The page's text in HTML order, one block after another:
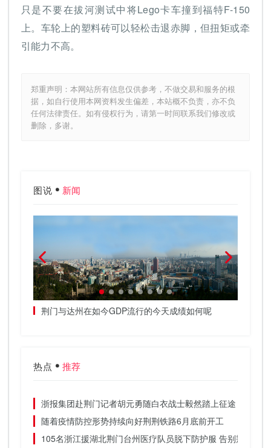
只是不要在拔河测试中将Lego卡车撞到福特F-150
上。车轮上的塑料砖可以轻松击退赤脚，但扭矩或牵
引能力不高。
郑重声明：本网站所有信息仅供参考，不做交易和服务的根
据，如自行使用本网资料发生偏差，本站概不负责，亦不负
任何法律责任。如有侵权行为，请第一时间联系我们修改或
删除，多谢。
图说 新闻
荆门与达州在如今GDP流行的今天成绩如何呢
热点 推荐
浙报集团赴荆门记者胡元勇随白衣战士毅然踏上征途
随着疫情防控形势持续向好荆荆铁路6月底前开工
105名浙江援湖北荆门台州医疗队员脱下防护服 告别荆门的